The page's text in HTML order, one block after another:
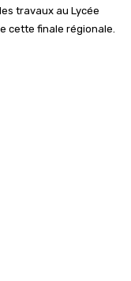
travaux au Lycée
cette finale régionale.